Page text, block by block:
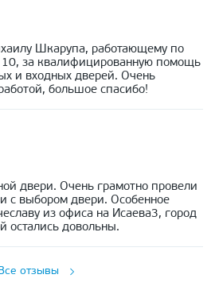
Шкарупа, работающему по
10, за квалифицированную помощь
и входных дверей. Очень
большое спасибо!
двери. Очень грамотно провели
с выбором двери. Особенное
из офиса на Исаева3, город
остались довольны.
отзывы